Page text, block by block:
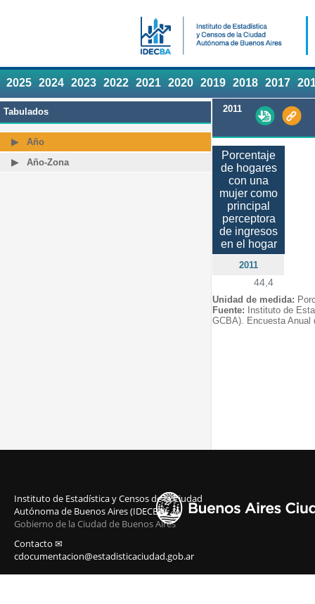
2025 2024 2023 2022 2021 2020 2019 2018 2017
Tabulados
Año
Año-Zona
2011
Porcentaje
de hogares
con una
mujer como
principal
perceptora
de ingresos
en el hogar
2011
44,4
Unidad de medida:
Fuente: Instituto de
GCBA). Encuesta Anual
Instituto de Estadística y Censos de la Ciudad
Autónoma de Buenos Aires (IDECBA)
Gobierno de la Ciudad de Buenos Aires
Contacto ✉
cdocumentacion@estadisticaciudad.gob.ar